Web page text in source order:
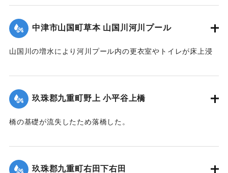
中津市山国町草本 山国川河川プール
山国川の増水により河川プール内の更衣室やトイレが床上浸
害が出た。
2020/7/6｜固有コード:01215071
玖珠郡九重町野上 小平谷上橋
橋の基礎が流失したため落橋した。
2020/7/6｜固有コード:01215072
玖珠郡九重町右田下右田